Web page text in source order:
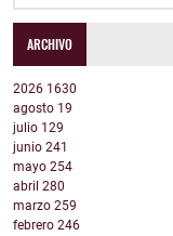
ARCHIVO
2026 1630
agosto 19
julio 129
junio 241
mayo 254
abril 280
marzo 259
febrero 246